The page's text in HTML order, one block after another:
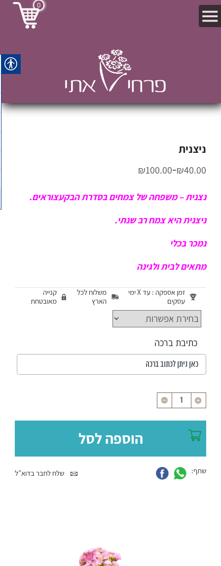
0
ניצנית
₪40.00
–
₪100.00
נצנית – משפחה של צמחים בסדרת הבקעצוראים.
ניצנית היא צמח רב שנתי.
נמכר בכלי
מתאים לבית ולגינה
זמן אספקה : עד X ימי
עסקים
משלוח לכל
הארץ
קנייה
מאובטחת
כתיבת ברכה
כמות
הוספה לסל
שתף: שלח לחבר בדוא”ל